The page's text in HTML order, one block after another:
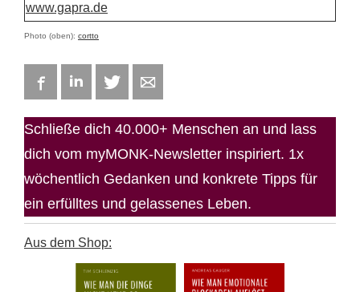
www.gapra.de
Photo (oben): cortto
FacebookLinkedIn Twitter
Schließe dich 40.000+ Menschen an und lass
dich vom myMONK-Newsletter inspiriert. 1x
wöchentlich Gedanken und konkrete Tipps für
ein erfülltes und gelassenes Leben.
Aus dem Shop: